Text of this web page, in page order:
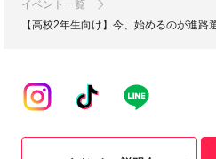
イベント一覧
【高校2年生向け】今、始めるのが進